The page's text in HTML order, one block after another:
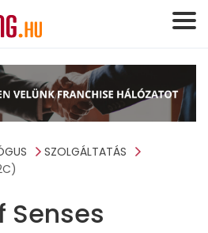
SZOLGÁLTATÁS
Senses